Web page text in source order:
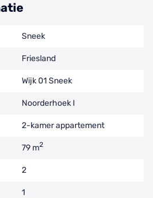
Sneek
Friesland
Wijk 01 Sneek
Noorderhoek I
2-kamer appartement
79 m2
2
1